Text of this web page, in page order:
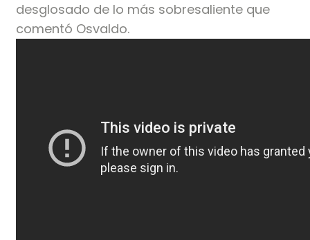
desglosado de lo más sobresaliente que
comentó Osvaldo.